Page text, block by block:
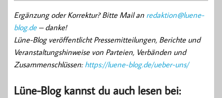
Ergänzung oder Korrektur? Bitte Mail an redaktion@luene-
blog.de– danke!
Lüne-Blog veröffentlicht Pressemitteilungen, Berichte und
Veranstaltungshinweise von Parteien, Verbänden und
Zusammenschlüssen: https://luene-blog.de/ueber-uns/
Lüne-Blog kannst du auch lesen bei: